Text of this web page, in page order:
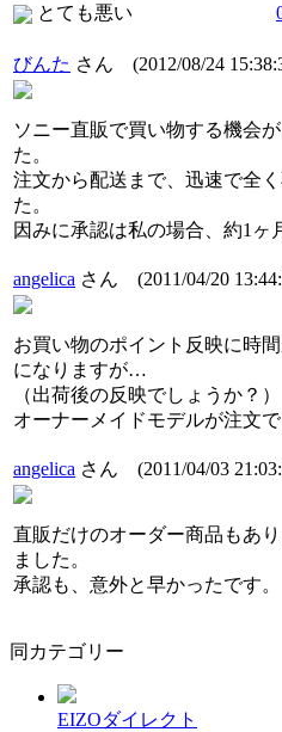
とても悪い
びんた さん (2012/08/24
ソニー直販で買い物する機会
た。
注文から配送まで、迅速で全
た。
因みに承認は私の場合、約1ヶ
angelica さん (2011/04/20
お買い物のポイント反映に時
になりますが…
（出荷後の反映でしょうか？）
オーナーメイドモデルが注文
angelica さん (2011/04/03
直販だけのオーダー商品もあ
ました。
承認も、意外と早かったです。
同カテゴリー
EIZOダイレクト